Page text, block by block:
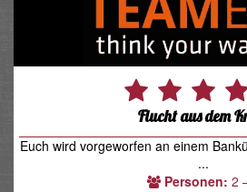
Flucht aus dem
Euch wird vorgeworfen an einem
...
Personen: 2